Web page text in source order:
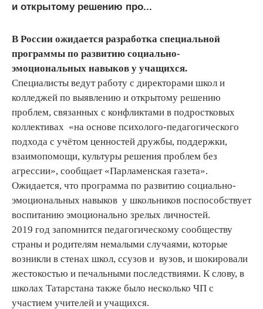
и открытому решению про...
В России ожидается разработка специальной
программы по развитию социально-
эмоциональных навыков у учащихся.
Специалисты ведут работу с директорами школ и
колледжей по выявлению и открытому решению
проблем, связанных с конфликтами в подростковых
коллективах «на основе психолого-педагогического
подхода с учётом ценностей дружбы, поддержки,
взаимопомощи, культуры решения проблем без
агрессии», сообщает «Парламенская газета».
Ожидается, что программа по развитию социально-
эмоциональных навыков у школьников поспособствует
воспитанию эмоционально зрелых личностей.
2019 год запомнится педагогическому сообществу
страны и родителям немалыми случаями, которые
возникли в стенах школ, ссузов и вузов, и шокировали
жестокостью и печальными последствиями. К слову, в
школах Татарстана также было несколько ЧП с
участием учителей и учащихся.